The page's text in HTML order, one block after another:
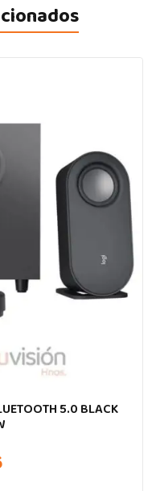
5.0 BLACK